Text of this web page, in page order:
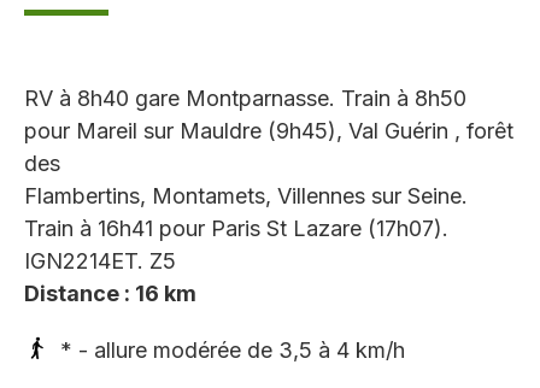
RV à 8h40 gare Montparnasse. Train à 8h50
pour Mareil sur Mauldre (9h45), Val Guérin , forêt
des
Flambertins, Montamets, Villennes sur Seine.
Train à 16h41 pour Paris St Lazare (17h07).
IGN2214ET. Z5
Distance : 16 km
* - allure modérée de 3,5 à 4 km/h